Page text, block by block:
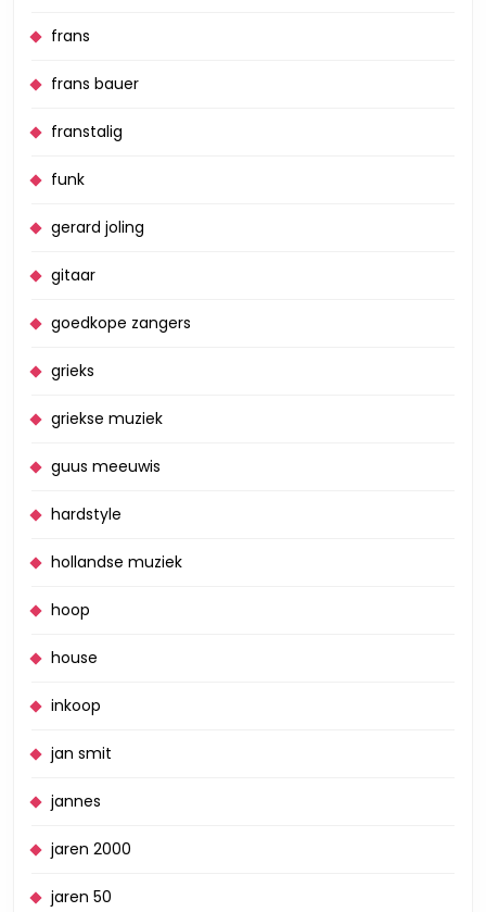
frans
frans bauer
franstalig
funk
gerard joling
gitaar
goedkope zangers
grieks
griekse muziek
guus meeuwis
hardstyle
hollandse muziek
hoop
house
inkoop
jan smit
jannes
jaren 2000
jaren 50